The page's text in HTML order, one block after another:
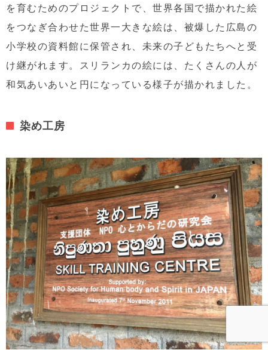
を育むためのプロジェクトで、世界各国で描かれた絵
をつなぎ合わせた世界一大きな絵は、被爆した広島の
小学校の資料館に保管され、未来の子どもたちへと受
け継がれます。スリランカの絵には、たくさんの人が
和気あいあいと円になっている様子が描かれました。
染め工房